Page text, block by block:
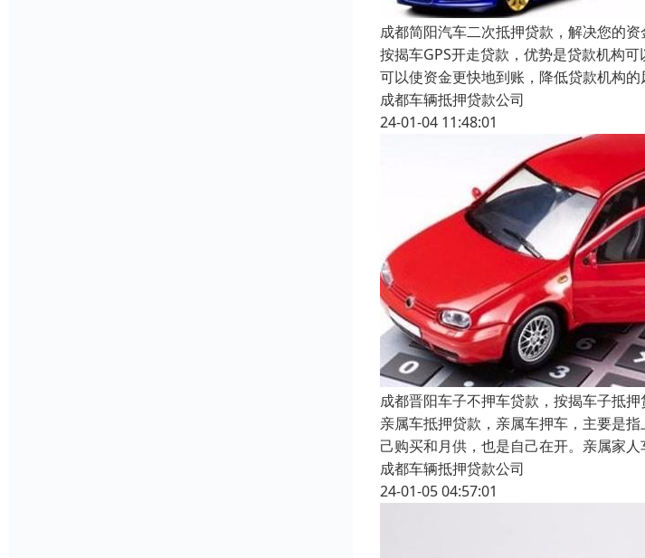
成都简阳汽车二次抵押贷款，解决您的资
按揭车GPS开走贷款，优势是贷款机构
可以使资金更快地到账，降低贷款机构
成都车辆抵押贷款公司
24-01-04 11:48:01
成都晋阳车子不押车贷款，按揭车子抵押
亲属车抵押贷款，亲属车押车，主要是
己购买和月供，也是自己在开。亲属家
成都车辆抵押贷款公司
24-01-05 04:57:01